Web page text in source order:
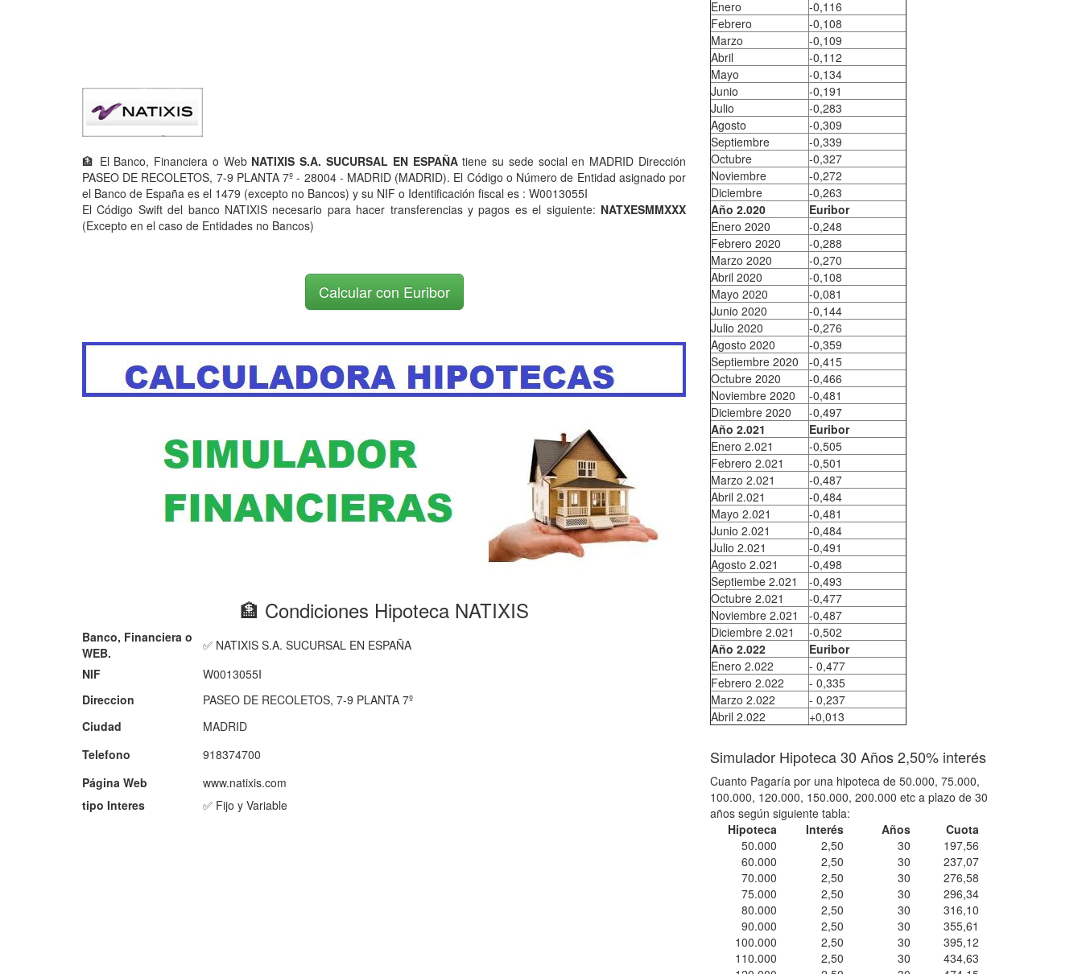
🏦 El Banco, Financiera o Web NATIXIS S.A. SUCURSAL EN ESPAÑAtiene su sede social en MADRID Dirección
PASEO DE RECOLETOS, 7-9 PLANTA 7º - 28004 - MADRID (MADRID). El Código o Número de Entidad asignado por
el Banco de España es el 1479 (excepto no Bancos) y su NIF o Identificación fiscal es : W0013055I
El Código Swift del banco NATIXIS necesario para hacer transferencias y pagos es el siguiente: NATXESMMXXX
(Excepto en el caso de Entidades no Bancos)
Calcular con Euribor
🏦 Condiciones Hipoteca NATIXIS
Banco, Financiera o
WEB.
✅ NATIXIS S.A. SUCURSAL EN ESPAÑA
NIF
W0013055I
Direccion
PASEO DE RECOLETOS, 7-9 PLANTA 7º
Ciudad
MADRID
Telefono
918374700
Página Web
www.natixis.com
tipo Interes
✅ Fijo y Variable
Enero
-0,116
Febrero
-0,108
Marzo
-0,109
Abril
-0,112
Mayo
-0,134
Junio
-0,191
Julio
-0,283
Agosto
-0,309
Septiembre
-0,339
Octubre
-0,327
Noviembre
-0,272
Diciembre
-0,263
Año 2.020
Euribor
Enero 2020
-0,248
Febrero 2020
-0,288
Marzo 2020
-0,270
Abril 2020
-0,108
Mayo 2020
-0,081
Junio 2020
-0,144
Julio 2020
-0,276
Agosto 2020
-0,359
Septiembre 2020
-0,415
Octubre 2020
-0,466
Noviembre 2020
-0,481
Diciembre 2020
-0,497
Año 2.021
Euribor
Enero 2.021
-0,505
Febrero 2.021
-0,501
Marzo 2.021
-0,487
Abril 2.021
-0,484
Mayo 2.021
-0,481
Junio 2.021
-0,484
Julio 2.021
-0,491
Agosto 2.021
-0,498
Septiembe 2.021
-0,493
Octubre 2.021
-0,477
Noviembre 2.021
-0,487
Diciembre 2.021
-0,502
Año 2.022
Euribor
Enero 2.022
- 0,477
Febrero 2.022
- 0,335
Marzo 2.022
- 0,237
Abril 2.022
+0,013
Simulador Hipoteca 30 Años 2,50% interés
Cuanto Pagaría por una hipoteca de 50.000, 75.000,
100.000, 120.000, 150.000, 200.000 etc a plazo de 30
años según siguiente tabla:
Hipoteca
Interés Años
Cuota
50.000
2,50 30
197,56
60.000
2,50 30
237,07
70.000
2,50 30
276,58
75.000
2,50 30
296,34
80.000
2,50 30
316,10
90.000
2,50 30
355,61
100.000
2,50 30
395,12
110.000
2,50 30
434,63